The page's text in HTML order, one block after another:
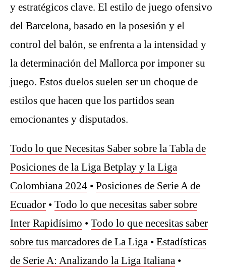
y estratégicos clave. El estilo de juego ofensivo
del Barcelona, basado en la posesión y el
control del balón, se enfrenta a la intensidad y
la determinación del Mallorca por imponer su
juego. Estos duelos suelen ser un choque de
estilos que hacen que los partidos sean
emocionantes y disputados.
Todo lo que Necesitas Saber sobre la Tabla de
Posiciones de la Liga Betplay y la Liga
Colombiana 2024 • Posiciones de Serie A de
Ecuador • Todo lo que necesitas saber sobre
Inter Rapidísimo • Todo lo que necesitas saber
sobre tus marcadores de La Liga • Estadísticas
de Serie A: Analizando la Liga Italiana •